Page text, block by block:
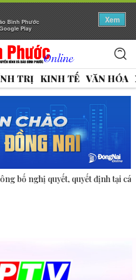
Bình Phước
Play
Xem
TRỊ KINH TẾ VĂN HÓA
quyết, quyết định tại các xã,